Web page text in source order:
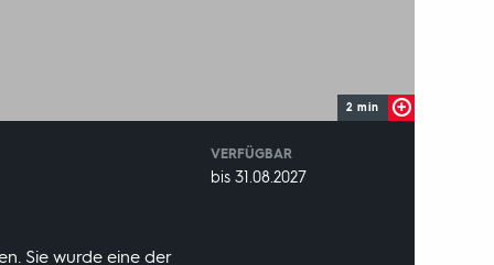
2 min
Sie wurde eine der
VERFÜGBAR
weltweit
VERFÜGBAR
bis 31.08.2027